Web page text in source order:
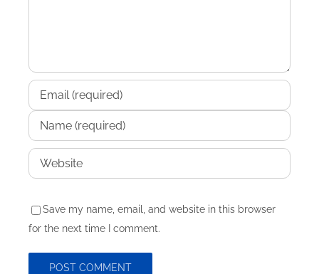
Save my name, email, and website in this browser
for the next time I comment.